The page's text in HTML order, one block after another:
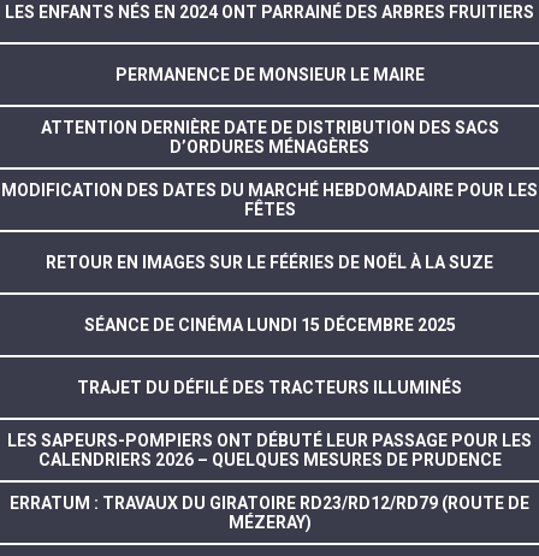
LES ENFANTS NÉS EN 2024 ONT PARRAINÉ DES ARBRES FRUITIERS
PERMANENCE DE MONSIEUR LE MAIRE
ATTENTION DERNIÈRE DATE DE DISTRIBUTION DES SACS
D’ORDURES MÉNAGÈRES
MODIFICATION DES DATES DU MARCHÉ HEBDOMADAIRE POUR LES
FÊTES
RETOUR EN IMAGES SUR LE FÉÉRIES DE NOËL À LA SUZE
SÉANCE DE CINÉMA LUNDI 15 DÉCEMBRE 2025
TRAJET DU DÉFILÉ DES TRACTEURS ILLUMINÉS
LES SAPEURS-POMPIERS ONT DÉBUTÉ LEUR PASSAGE POUR LES
CALENDRIERS 2026 – QUELQUES MESURES DE PRUDENCE
ERRATUM : TRAVAUX DU GIRATOIRE RD23/RD12/RD79 (ROUTE DE
MÉZERAY)